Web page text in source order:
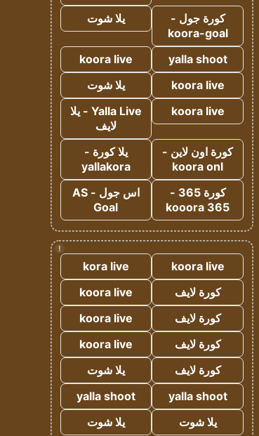
كورة جول -
koora-goal
يلا شوت
yalla shoot
koora live
koora live
يلا شوت
koora live
Yalla Live - يلا
لايف
كورة اون لاين -
koora onl
يلا كورة -
yallakora
كورة 365 -
kooora 365
اس جول - AS
Goal
!
koora live
kora live
كورة لايف
koora live
كورة لايف
koora live
كورة لايف
koora live
كورة لايف
يلا شوت
yalla shoot
yalla shoot
يلا شوت
يلا شوت